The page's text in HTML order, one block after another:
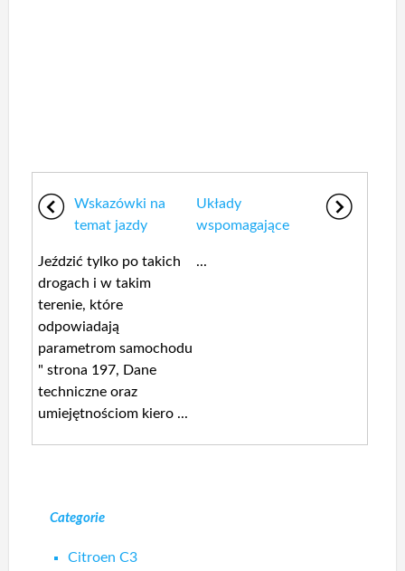
Wskazówki na
temat jazdy
Jeździć tylko po takich
drogach i w takim
terenie, które
odpowiadają
parametrom samochodu
" strona 197, Dane
techniczne oraz
umiejętnościom kiero ...
Układy
wspomagające
...
Categorie
Citroen C3